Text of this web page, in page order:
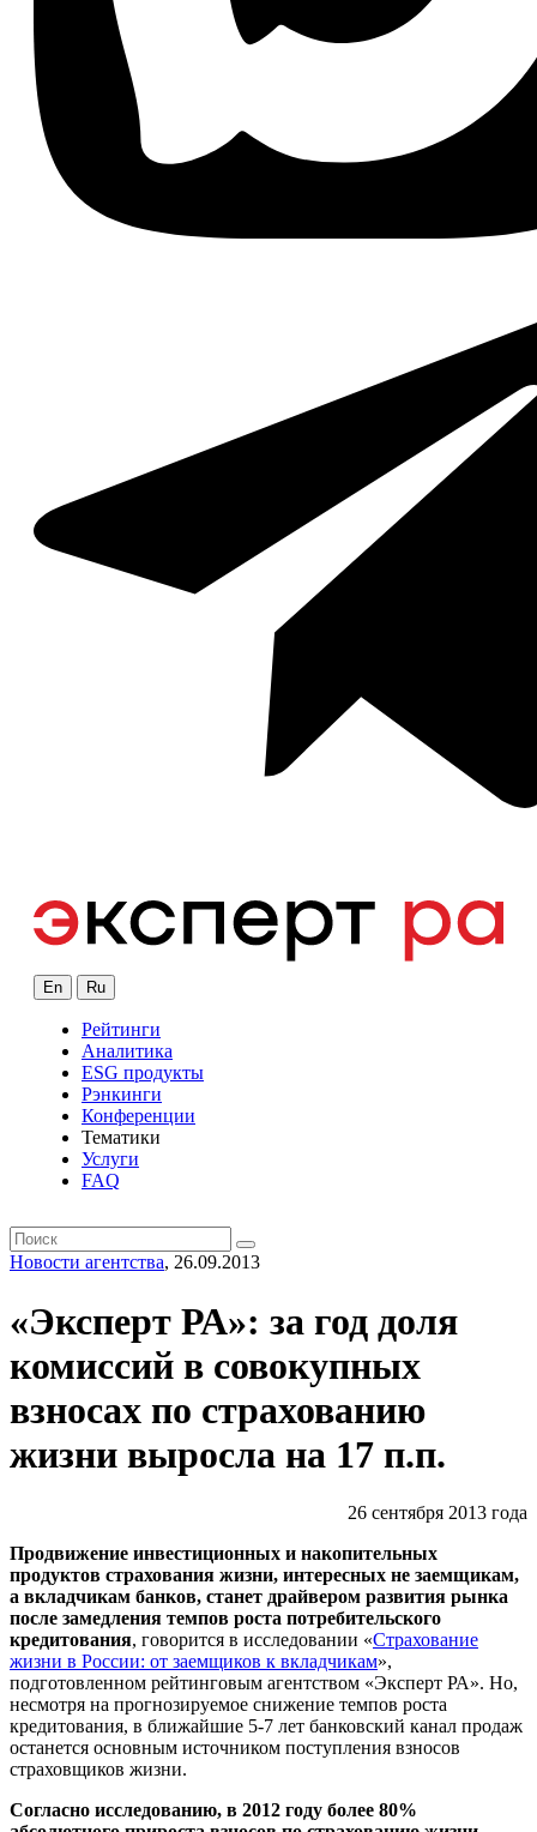
En Ru
Рейтинги
Аналитика
ESG продукты
Рэнкинги
Конференции
Тематики
Услуги
FAQ
Новости агентства, 26.09.2013
«Эксперт РА»: за год доля
комиссий в совокупных
взносах по страхованию
жизни выросла на 17 п.п.
26 сентября 2013 года
Продвижение инвестиционных и накопительных
продуктов страхования жизни, интересных не заемщикам,
а вкладчикам банков, станет драйвером развития рынка
после замедления темпов роста потребительского
кредитования, говорится в исследовании «Страхование
жизни в России: от заемщиков к вкладчикам»,
подготовленном рейтинговым агентством «Эксперт РА». Но,
несмотря на прогнозируемое снижение темпов роста
кредитования, в ближайшие 5-7 лет банковский канал продаж
останется основным источником поступления взносов
страховщиков жизни.
Согласно исследованию, в 2012 году более 80%